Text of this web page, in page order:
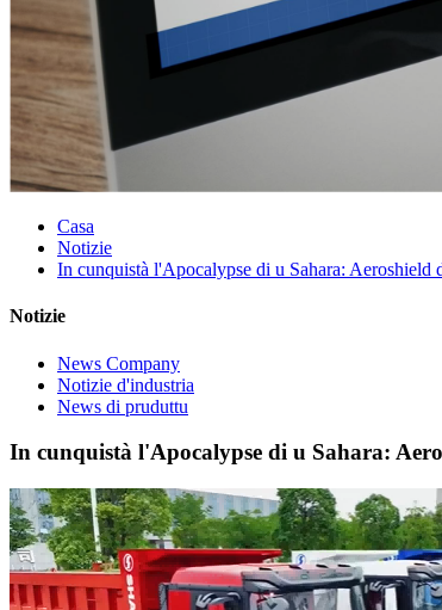
Casa
Notizie
In cunquistà l'Apocalypse di u Sahara:
Notizie
News Company
Notizie d'industria
News di pruduttu
In cunquistà l'Apocalypse di u Sahara: